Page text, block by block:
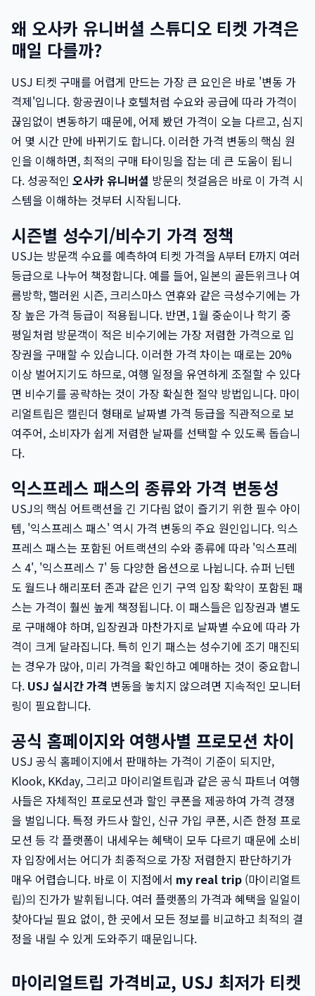
왜 오사카 유니버셜 스튜디오 티켓 가격은
매일 다를까?
USJ 티켓 구매를 어렵게 만드는 가장 큰 요인은 바로 '변동 가
격제'입니다. 항공권이나 호텔처럼 수요와 공급에 따라 가격이
끊임없이 변동하기 때문에, 어제 봤던 가격이 오늘 다르고, 심지
어 몇 시간 만에 바뀌기도 합니다. 이러한 가격 변동의 핵심 원
인을 이해하면, 최적의 구매 타이밍을 잡는 데 큰 도움이 됩니
다. 성공적인 오사카 유니버셜 방문의 첫걸음은 바로 이 가격 시
스템을 이해하는 것부터 시작됩니다.
시즌별 성수기/비수기 가격 정책
USJ는 방문객 수요를 예측하여 티켓 가격을 A부터 E까지 여러
등급으로 나누어 책정합니다. 예를 들어, 일본의 골든위크나 여
름방학, 핼러윈 시즌, 크리스마스 연휴와 같은 극성수기에는 가
장 높은 가격 등급이 적용됩니다. 반면, 1월 중순이나 학기 중
평일처럼 방문객이 적은 비수기에는 가장 저렴한 가격으로 입
장권을 구매할 수 있습니다. 이러한 가격 차이는 때로는 20%
이상 벌어지기도 하므로, 여행 일정을 유연하게 조절할 수 있다
면 비수기를 공략하는 것이 가장 확실한 절약 방법입니다. 마이
리얼트립은 캘린더 형태로 날짜별 가격 등급을 직관적으로 보
여주어, 소비자가 쉽게 저렴한 날짜를 선택할 수 있도록 돕습니
다.
익스프레스 패스의 종류와 가격 변동성
USJ의 핵심 어트랙션을 긴 기다림 없이 즐기기 위한 필수 아이
템, '익스프레스 패스' 역시 가격 변동의 주요 원인입니다. 익스
프레스 패스는 포함된 어트랙션의 수와 종류에 따라 '익스프레
스 4', '익스프레스 7' 등 다양한 옵션으로 나뉩니다. 슈퍼 닌텐
도 월드나 해리포터 존과 같은 인기 구역 입장 확약이 포함된 패
스는 가격이 훨씬 높게 책정됩니다. 이 패스들은 입장권과 별도
로 구매해야 하며, 입장권과 마찬가지로 날짜별 수요에 따라 가
격이 크게 달라집니다. 특히 인기 패스는 성수기에 조기 매진되
는 경우가 많아, 미리 가격을 확인하고 예매하는 것이 중요합니
다. USJ 실시간 가격 변동을 놓치지 않으려면 지속적인 모니터
링이 필요합니다.
공식 홈페이지와 여행사별 프로모션 차이
USJ 공식 홈페이지에서 판매하는 가격이 기준이 되지만,
Klook, KKday, 그리고 마이리얼트립과 같은 공식 파트너 여행
사들은 자체적인 프로모션과 할인 쿠폰을 제공하여 가격 경쟁
을 벌입니다. 특정 카드사 할인, 신규 가입 쿠폰, 시즌 한정 프로
모션 등 각 플랫폼이 내세우는 혜택이 모두 다르기 때문에 소비
자 입장에서는 어디가 최종적으로 가장 저렴한지 판단하기가
매우 어렵습니다. 바로 이 지점에서 my real trip (마이리얼트
립)의 진가가 발휘됩니다. 여러 플랫폼의 가격과 혜택을 일일이
찾아다닐 필요 없이, 한 곳에서 모든 정보를 비교하고 최적의 결
정을 내릴 수 있게 도와주기 때문입니다.
마이리얼트립 가격비교, USJ 최저가 티켓